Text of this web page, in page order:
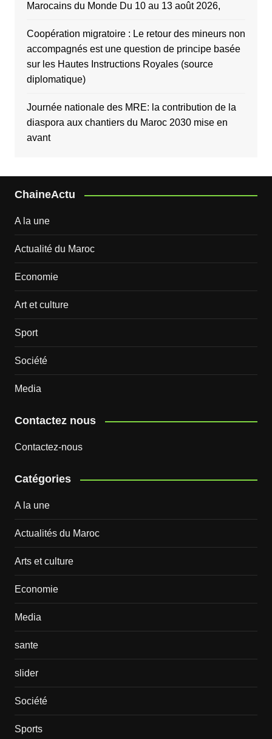
Marocains du Monde Du 10 au 13 août 2026,
Coopération migratoire : Le retour des mineurs non
accompagnés est une question de principe basée
sur les Hautes Instructions Royales (source
diplomatique)
Journée nationale des MRE: la contribution de la
diaspora aux chantiers du Maroc 2030 mise en
avant
ChaineActu
A la une
Actualité du Maroc
Economie
Art et culture
Sport
Société
Media
Contactez nous
Contactez-nous
Catégories
A la une
Actualités du Maroc
Arts et culture
Economie
Media
sante
slider
Société
Sports